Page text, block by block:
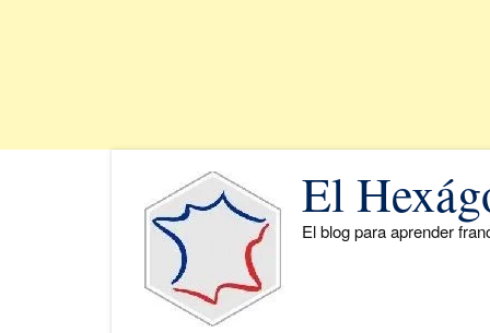
El
El blog para aprender